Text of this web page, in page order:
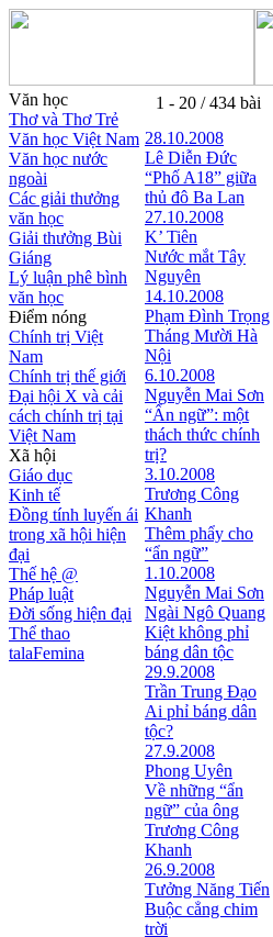
Văn học
Thơ và Thơ Trẻ
Văn học Việt Nam
Văn học nước
ngoài
Các giải thưởng
văn học
Giải thưởng Bùi
Giáng
Lý luận phê bình
văn học
Điểm nóng
Chính trị Việt
Nam
Chính trị thế giới
Đại hội X và cải
cách chính trị tại
Việt Nam
Xã hội
Giáo dục
Kinh tế
Đồng tính luyến ái
trong xã hội hiện
đại
Thế hệ @
Pháp luật
Đời sống hiện đại
Thể thao
talaFemina
1 - 20 / 434 bài
28.10.2008
Lê Diễn Đức
“Phố A18” giữa
thủ đô Ba Lan
27.10.2008
K’ Tiên
Nước mắt Tây
Nguyên
14.10.2008
Phạm Đình Trọng
Tháng Mười Hà
Nội
6.10.2008
Nguyễn Mai Sơn
“Ẩn ngữ”: một
thách thức chính
trị?
3.10.2008
Trương Công
Khanh
Thêm phẩy cho
“ẩn ngữ”
1.10.2008
Nguyễn Mai Sơn
Ngài Ngô Quang
Kiệt không phỉ
báng dân tộc
29.9.2008
Trần Trung Đạo
Ai phỉ báng dân
tộc?
27.9.2008
Phong Uyên
Về những “ẩn
ngữ” của ông
Trương Công
Khanh
26.9.2008
Tưởng Năng Tiến
Buộc cẳng chim
trời